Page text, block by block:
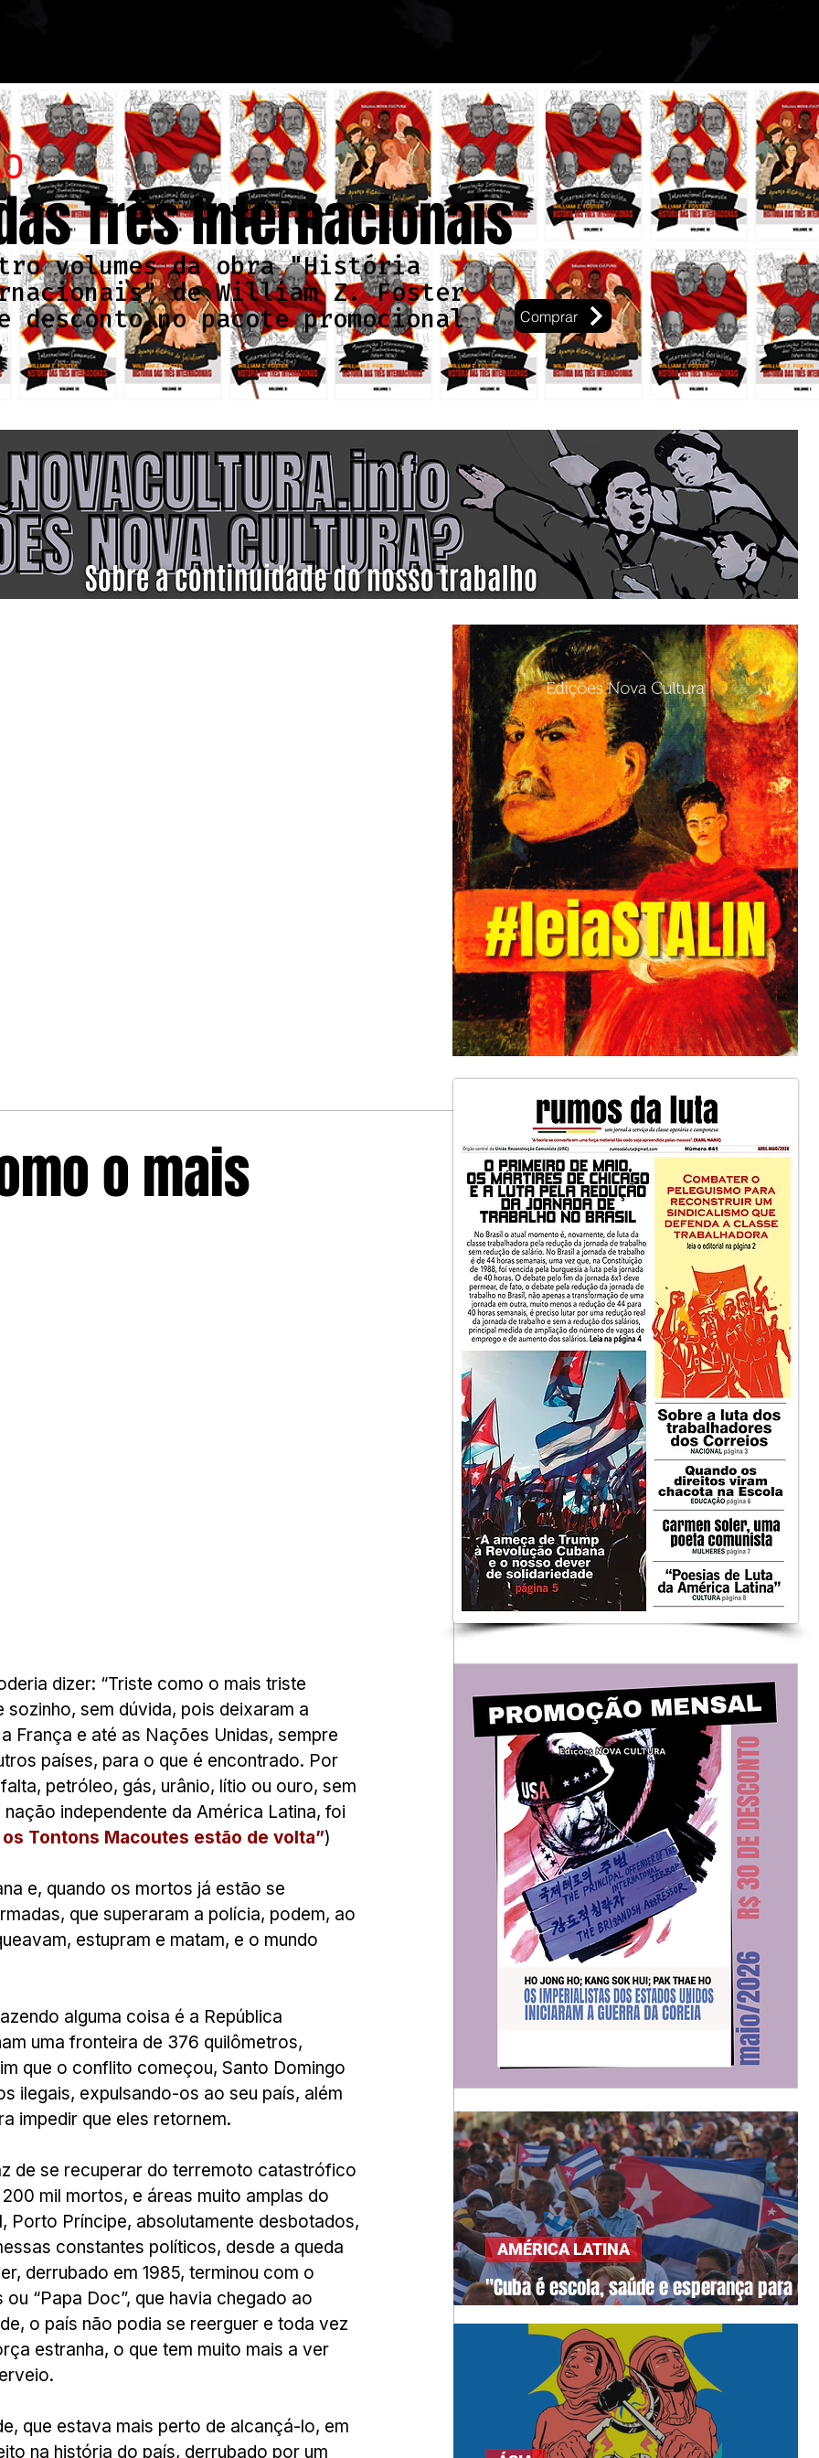
volumes da obra "História
de William Z. Foster
desconto no pacote promocional
Três Internacionais
Comprar
o mais
dizer: “Triste como o mais triste
sozinho, sem dúvida, pois deixaram a
França e até as Nações Unidas, sempre
países, para o que é encontrado. Por
petróleo, gás, urânio, lítio ou ouro, sem
independente da América Latina, foi
os Tontons Macoutes estão de volta”)
e, quando os mortos já estão se
que superaram a polícia, podem, ao
estupram e matam, e o mundo
alguma coisa é a República
uma fronteira de 376 quilômetros,
que o conflito começou, Santo Domingo
ilegais, expulsando-os ao seu país, além
impedir que eles retornem.
de se recuperar do terremoto catastrófico
mil mortos, e áreas muito amplas do
Porto Príncipe, absolutamente desbotados,
constantes políticos, desde a queda
derrubado em 1985, terminou com o
“Papa Doc”, que havia chegado ao
o país não podia se reerguer e toda vez
estranha, o que tem muito mais a ver
que estava mais perto de alcançá-lo, em
na história do país, derrubado por um
"Cuba é escola, saúde e esperança para o
AMÉRICA LATINA